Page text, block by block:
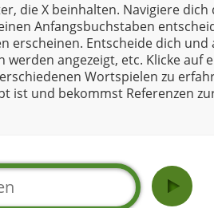
die X beinhalten. Navigiere dich
Anfangsbuchstaben
erscheinen. Entscheide dich und
angezeigt, etc. Klicke auf
Wortspielen zu
ist und bekommst Referenzen